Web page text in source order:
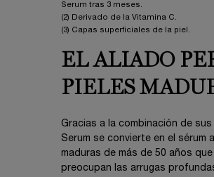
Serum tras 3 meses.
(2) Derivado de la Vitamina C.
(3) Capas superficiales de la piel.
EL ALIADO
PIELES
Gracias a la combinación de
Serum se convierte en el
maduras de más de 50 años
preocupan las arrugas